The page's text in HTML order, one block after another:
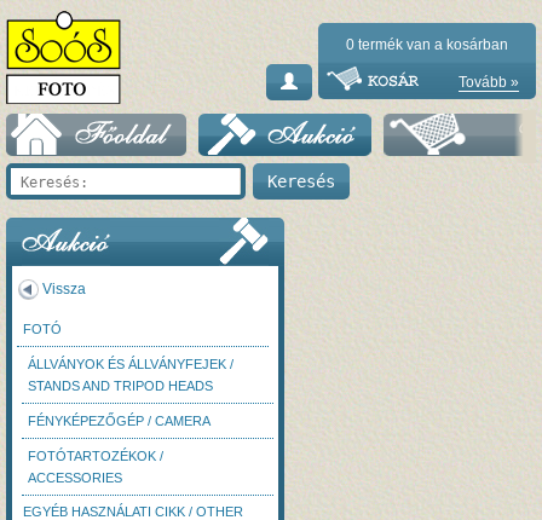
0 termék van a kosárban
Tovább »
Vissza
FOTÓ
ÁLLVÁNYOK ÉS ÁLLVÁNYFEJEK /
STANDS AND TRIPOD HEADS
FÉNYKÉPEZŐGÉP / CAMERA
FOTÓTARTOZÉKOK /
ACCESSORIES
EGYÉB HASZNÁLATI CIKK / OTHER